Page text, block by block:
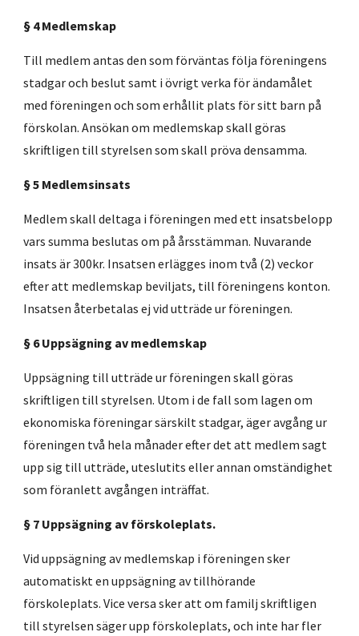
§ 4 Medlemskap
Till medlem antas den som förväntas följa föreningens
stadgar och beslut samt i övrigt verka för ändamålet
med föreningen och som erhållit plats för sitt barn på
förskolan. Ansökan om medlemskap skall göras
skriftligen till styrelsen som skall pröva densamma.
§ 5 Medlemsinsats
Medlem skall deltaga i föreningen med ett insatsbelopp
vars summa beslutas om på årsstämman.​ ​Nuvarande
insats är 300kr. Insatsen erlägges inom två (2) veckor
efter att medlemskap beviljats, till föreningens konton.
Insatsen återbetalas ej vid utträde ur föreningen.
§ 6 Uppsägning av medlemskap
Uppsägning till utträde ur föreningen skall göras
skriftligen till styrelsen. Utom i de fall som lagen om
ekonomiska föreningar särskilt stadgar, äger avgång ur
föreningen två hela månader efter det att medlem sagt
upp sig till utträde, uteslutits eller annan omständighet
som föranlett avgången inträffat.
§ 7 Uppsägning av förskoleplats.
Vid uppsägning av medlemskap i föreningen sker
automatiskt en uppsägning av tillhörande
förskoleplats. Vice versa sker att om familj skriftligen
till styrelsen säger upp förskoleplats, och inte har fler